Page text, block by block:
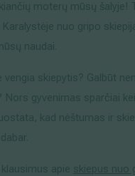
moterų mūsų šalyje!
nuo gripo
naudai.
skiepytis? Galbūt
gyvenimas sparčiai
kad nėštumas ir
apie skiepus nuo